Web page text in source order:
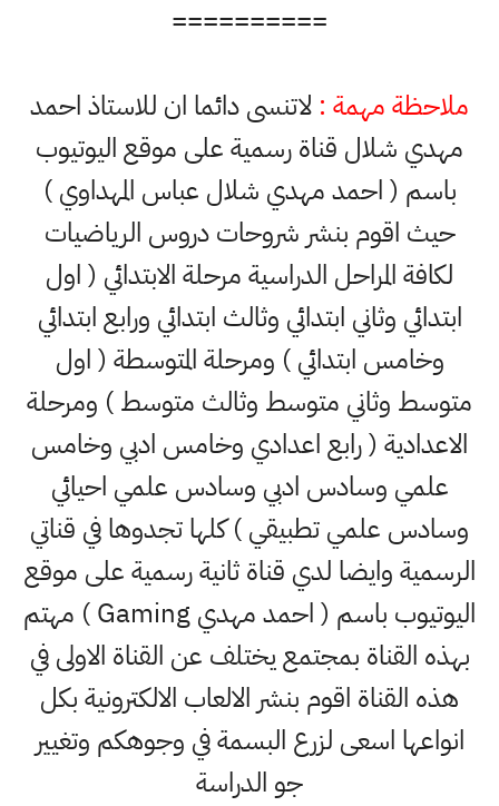
==========
ملاحظة مهمة : لاتنسى دائما ان للاستاذ احمد
مهدي شلال قناة رسمية على موقع اليوتيوب
باسم ( احمد مهدي شلال عباس المهداوي )
حيث اقوم بنشر شروحات دروس الرياضيات
لكافة المراحل الدراسية مرحلة الابتدائي ( اول
ابتدائي وثاني ابتدائي وثالث ابتدائي ورابع ابتدائي
وخامس ابتدائي ) ومرحلة المتوسطة ( اول
متوسط وثاني متوسط وثالث متوسط ) ومرحلة
الاعدادية ( رابع اعدادي وخامس ادبي وخامس
علمي وسادس ادبي وسادس علمي احيائي
وسادس علمي تطبيقي ) كلها تجدوها في قناتي
الرسمية وايضا لدي قناة ثانية رسمية على موقع
اليوتيوب باسم ( احمد مهدي Gaming ) مهتم
بهذه القناة بمجتمع يختلف عن القناة الاولى في
هذه القناة اقوم بنشر الالعاب الالكترونية بكل
انواعها اسعى لزرع البسمة في وجوهكم وتغيير
جو الدراسة